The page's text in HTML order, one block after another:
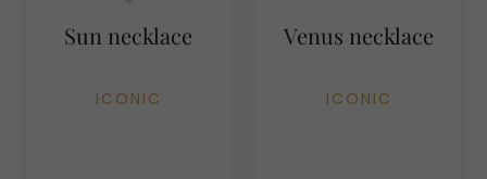
Sun necklace
ICONIC
Venus necklace
ICONIC